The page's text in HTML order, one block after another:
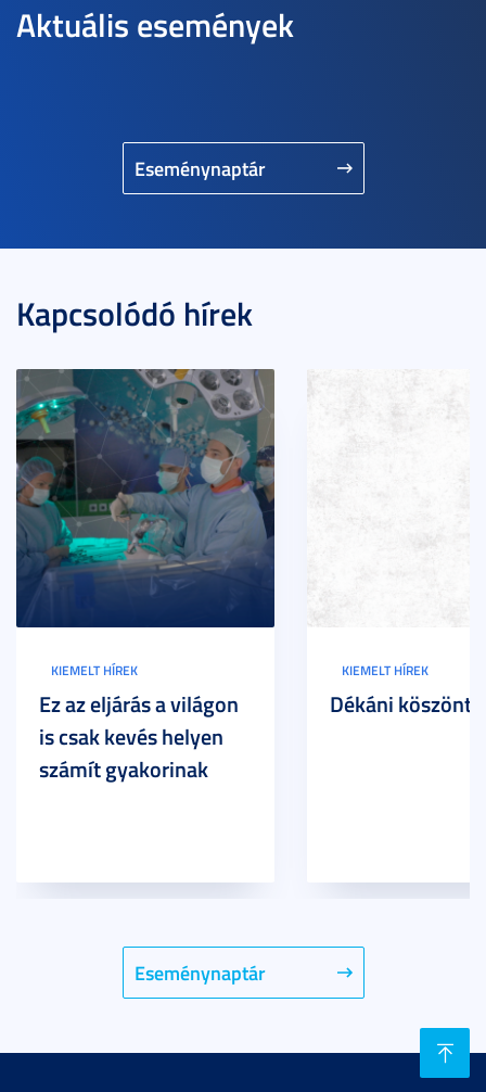
Aktuális események
Eseménynaptár
Kapcsolódó hírek
Eseménynaptár
KIEMELT HÍREK
Ez az eljárás a világon
is csak kevés helyen
számít gyakorinak
KIEMELT HÍREK
Dékáni köszöntő